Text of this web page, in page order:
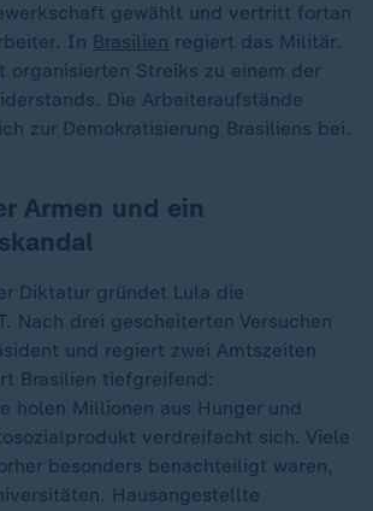
gewählt und vertritt fortan
In Brasilien regiert das Militär.
organisierten Streiks zu einem der
Die Arbeiteraufstände
zur Demokratisierung Brasiliens bei.
Armen und ein
Diktatur gründet Lula die
Nach drei gescheiterten Versuchen
und regiert zwei Amtszeiten
Brasilien tiefgreifend:
holen Millionen aus Hunger und
verdreifacht sich. Viele
besonders benachteiligt waren,
Hausangestellte